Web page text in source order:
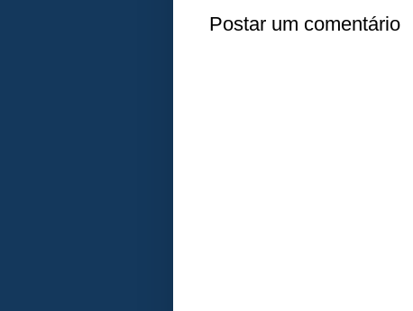
Postar um comentário